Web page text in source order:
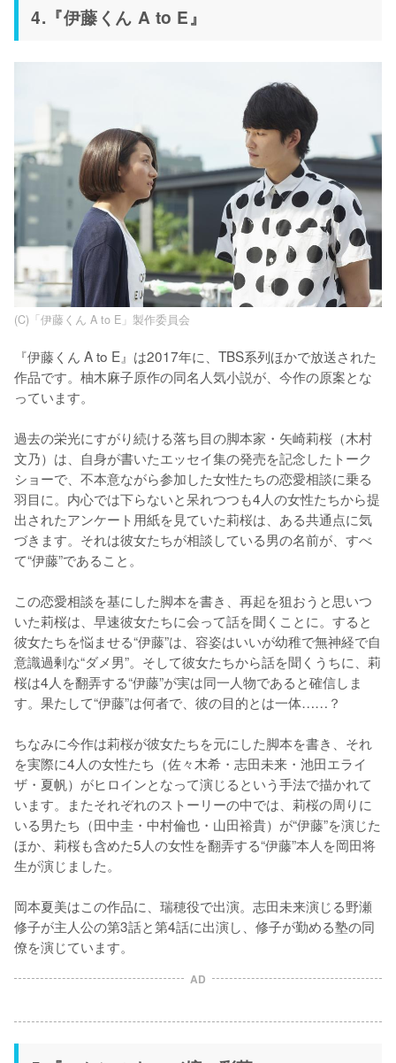
4.『伊藤くん A to E』
(C)「伊藤くん A to E」製作委員会
『伊藤くん A to E』は2017年に、TBS系列ほかで放送された
作品です。柚木麻子原作の同名人気小説が、今作の原案とな
っています。
過去の栄光にすがり続ける落ち目の脚本家・矢崎莉桜（木村
文乃）は、自身が書いたエッセイ集の発売を記念したトーク
ショーで、不本意ながら参加した女性たちの恋愛相談に乗る
羽目に。内心では下らないと呆れつつも4人の女性たちから提
出されたアンケート用紙を見ていた莉桜は、ある共通点に気
づきます。それは彼女たちが相談している男の名前が、すべ
て“伊藤”であること。
この恋愛相談を基にした脚本を書き、再起を狙おうと思いつ
いた莉桜は、早速彼女たちに会って話を聞くことに。すると
彼女たちを悩ませる“伊藤”は、容姿はいいが幼稚で無神経で自
意識過剰な“ダメ男”。そして彼女たちから話を聞くうちに、莉
桜は4人を翻弄する“伊藤”が実は同一人物であると確信しま
す。果たして“伊藤”は何者で、彼の目的とは一体……？
ちなみに今作は莉桜が彼女たちを元にした脚本を書き、それ
を実際に4人の女性たち（佐々木希・志田未来・池田エライ
ザ・夏帆）がヒロインとなって演じるという手法で描かれて
います。またそれぞれのストーリーの中では、莉桜の周りに
いる男たち（田中圭・中村倫也・山田裕貴）が“伊藤”を演じた
ほか、莉桜も含めた5人の女性を翻弄する“伊藤”本人を岡田将
生が演じました。
岡本夏美はこの作品に、瑞穂役で出演。志田未来演じる野瀬
修子が主人公の第3話と第4話に出演し、修子が勤める塾の同
僚を演じています。
AD